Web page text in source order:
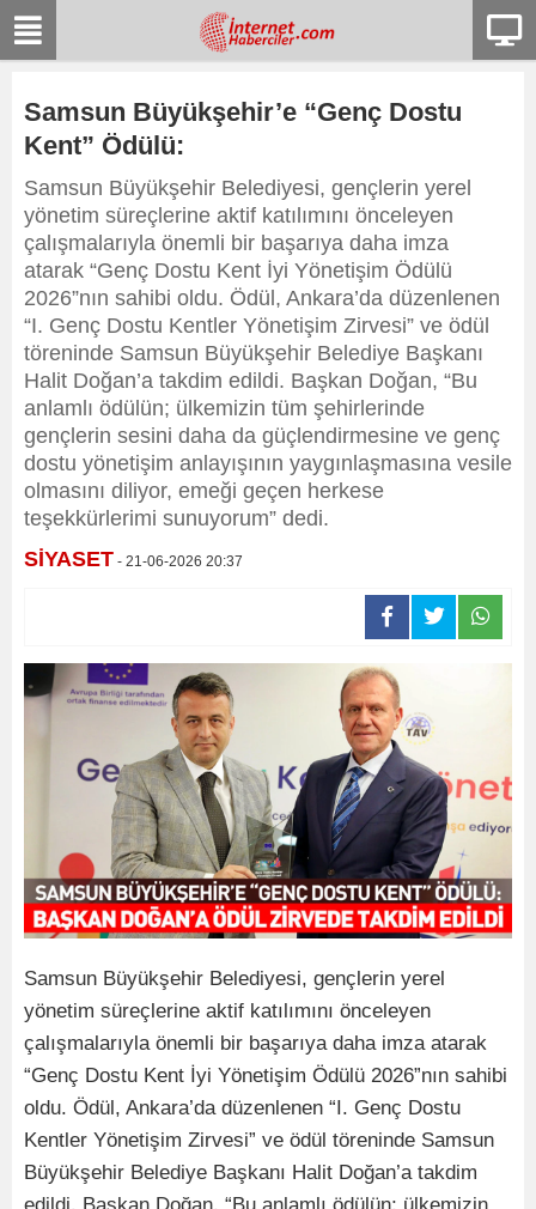
Samsun Büyükşehir’e “Genç Dostu
Kent” Ödülü:
Samsun Büyükşehir Belediyesi, gençlerin yerel
yönetim süreçlerine aktif katılımını önceleyen
çalışmalarıyla önemli bir başarıya daha imza
atarak “Genç Dostu Kent İyi Yönetişim Ödülü
2026”nın sahibi oldu. Ödül, Ankara’da düzenlenen
“I. Genç Dostu Kentler Yönetişim Zirvesi” ve ödül
töreninde Samsun Büyükşehir Belediye Başkanı
Halit Doğan’a takdim edildi. Başkan Doğan, “Bu
anlamlı ödülün; ülkemizin tüm şehirlerinde
gençlerin sesini daha da güçlendirmesine ve genç
dostu yönetişim anlayışının yaygınlaşmasına vesile
olmasını diliyor, emeği geçen herkese
teşekkürlerimi sunuyorum” dedi.
SİYASET - 21-06-2026 20:37
Samsun Büyükşehir Belediyesi, gençlerin yerel
yönetim süreçlerine aktif katılımını önceleyen
çalışmalarıyla önemli bir başarıya daha imza atarak
“Genç Dostu Kent İyi Yönetişim Ödülü 2026”nın sahibi
oldu. Ödül, Ankara’da düzenlenen “I. Genç Dostu
Kentler Yönetişim Zirvesi” ve ödül töreninde Samsun
Büyükşehir Belediye Başkanı Halit Doğan’a takdim